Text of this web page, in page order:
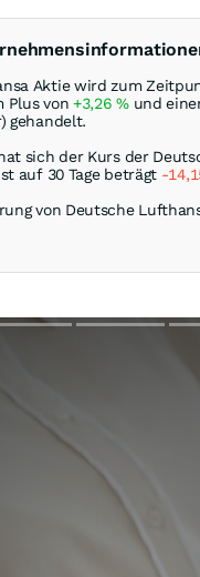
Aktie wird zum
Plus von +3,26%und
gehandelt.
sich der Kurs der
auf 30 Tage beträgt -
von Deutsche